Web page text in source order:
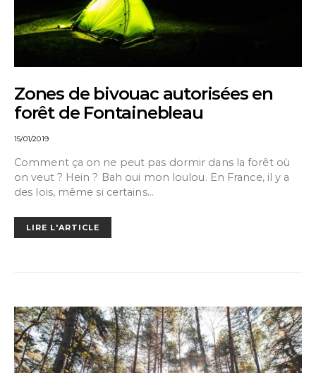
Zones de bivouac autorisées en
forêt de Fontainebleau
15/01/2019
Comment ça on ne peut pas dormir dans la forêt où
on veut ? Hein ? Bah oui mon loulou. En France, il y a
des lois, même si certains…
LIRE L'ARTICLE